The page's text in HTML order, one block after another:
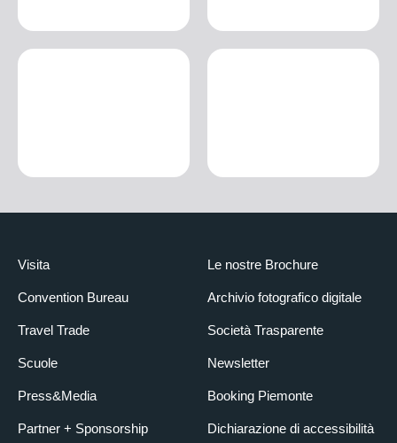
Visita
Convention Bureau
Travel Trade
Scuole
Press&Media
Partner + Sponsorship
Le nostre Brochure
Archivio fotografico digitale
Società Trasparente
Newsletter
Booking Piemonte
Dichiarazione di accessibilità